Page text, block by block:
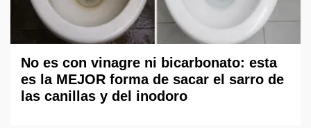
No es con vinagre ni bicarbonato: esta
es la MEJOR forma de sacar el sarro de
las canillas y del inodoro